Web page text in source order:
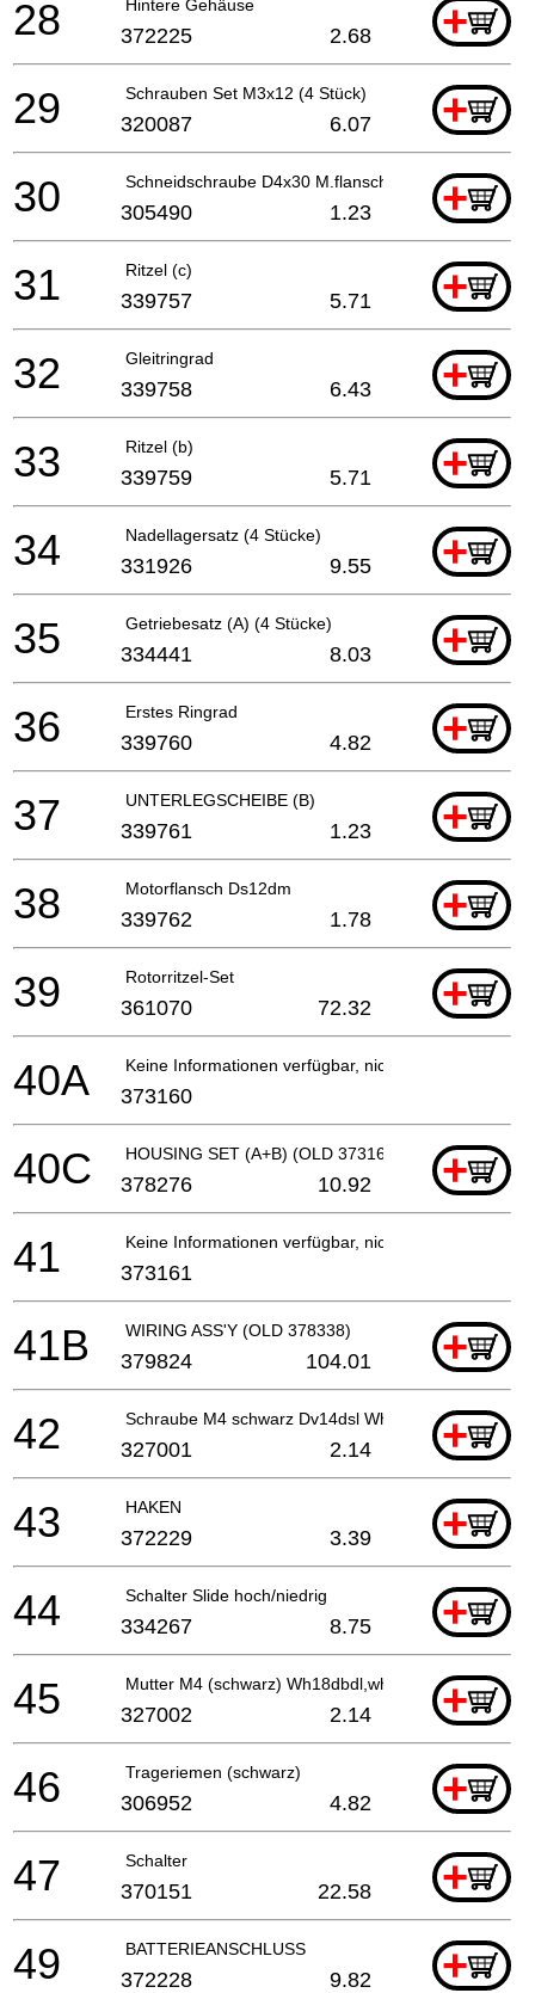
Hintere Gehäuse +
28 372225 2.68
Schrauben Set M3x12 (4 Stück) +
29 320087 6.07
Schneidschraube D4x30 M.flansch (schwarz)
+
30 305490 1.23
Ritzel (c) +
31 339757 5.71
Gleitringrad +
32 339758 6.43
Ritzel (b) +
33 339759 5.71
Nadellagersatz (4 Stücke) +
34 331926 9.55
Getriebesatz (A) (4 Stücke) +
35 334441 8.03
Erstes Ringrad +
36 339760 4.82
UNTERLEGSCHEIBE (B) +
37 339761 1.23
Motorflansch Ds12dm +
38 339762 1.78
Rotorritzel-Set +
39 361070 72.32
Keine Informationen verfügbar, nicht bestellbar
40A 373160
HOUSING SET (A+B) (OLD 373160) +
40C 378276 10.92
Keine Informationen verfügbar, nicht bestellbar
41 373161
WIRING ASS'Y (OLD 378338) +
41B 379824 104.01
Schraube M4 schwarz Dv14dsl Wh18dbdl,wh14dbdl,
+
42 327001 2.14
HAKEN +
43 372229 3.39
Schalter Slide hoch/niedrig +
44 334267 8.75
Mutter M4 (schwarz) Wh18dbdl,wh14dbdl, Wr18dbdl,
+
45 327002 2.14
Trageriemen (schwarz) +
46 306952 4.82
Schalter +
47 370151 22.58
BATTERIEANSCHLUSS +
49 372228 9.82